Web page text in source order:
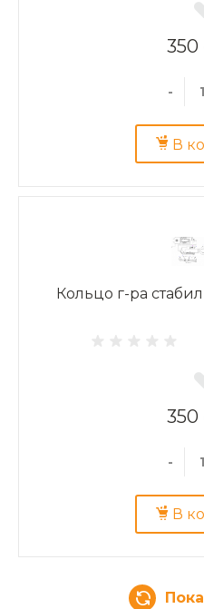
350
-
В
Кольцо г-ра
350
-
В